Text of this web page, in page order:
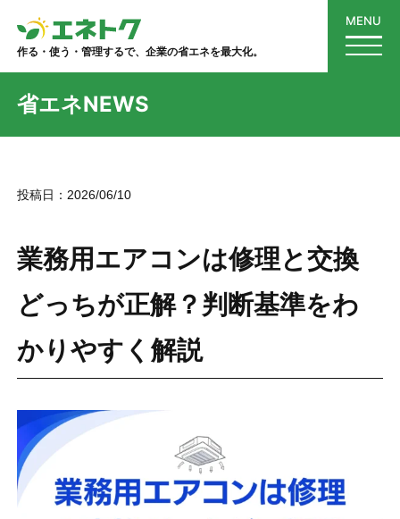
作る・使う・管理するで、企業の省エネを最大化。
MENU
省エネNEWS
投稿日： 2026/06/10
業務用エアコンは修理と交換
どっちが正解？判断基準をわ
かりやすく解説